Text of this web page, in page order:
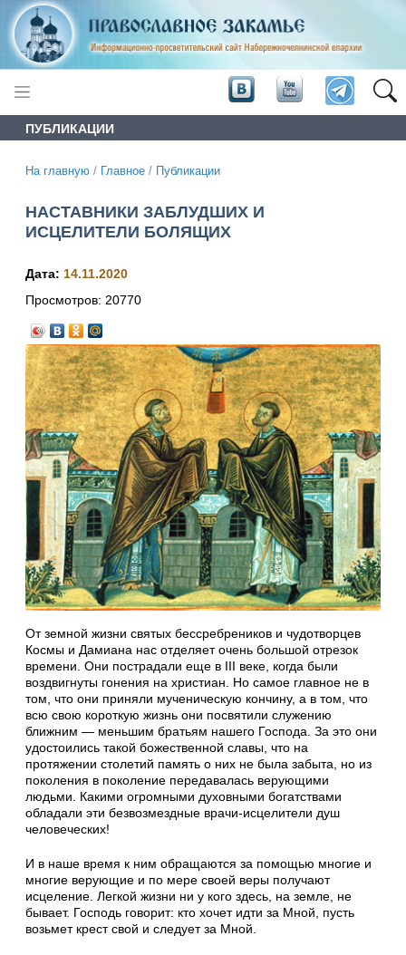
ПУБЛИКАЦИИ
На главную / Главное / Публикации
НАСТАВНИКИ ЗАБЛУДШИХ И
ИСЦЕЛИТЕЛИ БОЛЯЩИХ
Дата: 14.11.2020
Просмотров: 20770
От земной жизни святых бессребреников и чудотворцев
Космы и Дамиана нас отделяет очень большой отрезок
времени. Они пострадали еще в III веке, когда были
воздвигнуты гонения на христиан. Но самое главное не в
том, что они приняли мученическую кончину, а в том, что
всю свою короткую жизнь они посвятили служению
ближним — меньшим братьям нашего Господа. За это они
удостоились такой божественной славы, что на
протяжении столетий память о них не была забыта, но из
поколения в поколение передавалась верующими
людьми. Какими огромными духовными богатствами
обладали эти безвозмездные врачи-исцелители душ
человеческих!
И в наше время к ним обращаются за помощью многие и
многие верующие и по мере своей веры получают
исцеление. Легкой жизни ни у кого здесь, на земле, не
бывает. Господь говорит: кто хочет идти за Мной, пусть
возьмет крест свой и следует за Мной.